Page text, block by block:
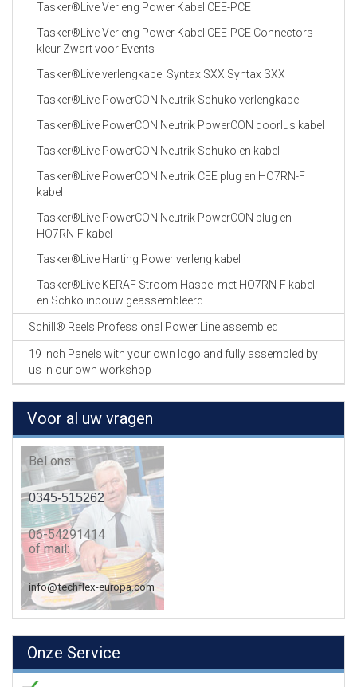
Tasker®Live Verleng Power Kabel CEE-PCE
Tasker®Live Verleng Power Kabel CEE-PCE Connectors
kleur Zwart voor Events
Tasker®Live verlengkabel Syntax SXX Syntax SXX
Tasker®Live PowerCON Neutrik Schuko verlengkabel
Tasker®Live PowerCON Neutrik PowerCON doorlus kabel
Tasker®Live PowerCON Neutrik Schuko en kabel
Tasker®Live PowerCON Neutrik CEE plug en HO7RN-F
kabel
Tasker®Live PowerCON Neutrik PowerCON plug en
HO7RN-F kabel
Tasker®Live Harting Power verleng kabel
Tasker®Live KERAF Stroom Haspel met HO7RN-F kabel
en Schko inbouw geassembleerd
Schill® Reels Professional Power Line assembled
19 Inch Panels with your own logo and fully assembled by
us in our own workshop
Voor al uw vragen
Bel ons:
0345-515262
06-54291414
of mail:
info@techflex-europa.com
Onze Service